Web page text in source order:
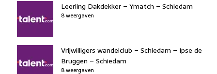
Leerling Dakdekker – Ymatch – Schiedam
8 weergaven
Vrijwilligers wandelclub – Schiedam – Ipse de
Bruggen – Schiedam
8 weergaven